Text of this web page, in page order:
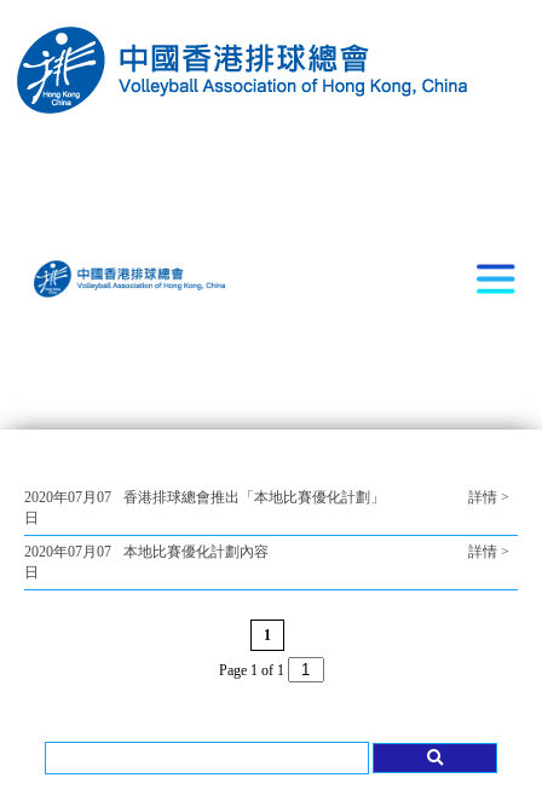
2020年07月07
日
香港排球總會推出「本地比賽優化計劃」 詳情 >
2020年07月07
日
本地比賽優化計劃內容 詳情 >
1
Page 1 of 1